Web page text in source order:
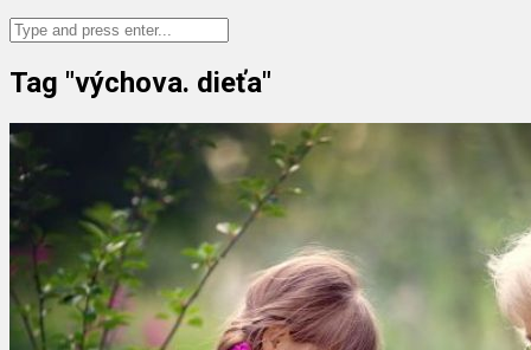
Tag "výchova. dieťa"